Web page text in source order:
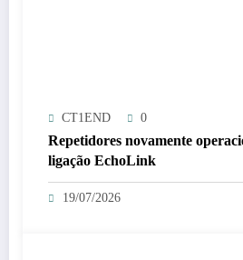
CT1END 0
Repetidores novamente
ligação EchoLink
19/07/2026